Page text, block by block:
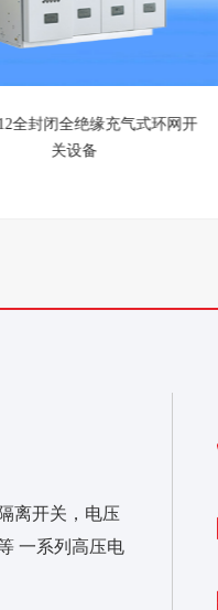
全封闭全绝缘充气式环网开
关设备
离开关，电压
一系列高压电